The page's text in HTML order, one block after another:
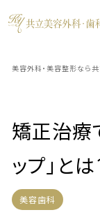
美容外科・美容整形なら
矯正治療
ップ」と
美容歯科